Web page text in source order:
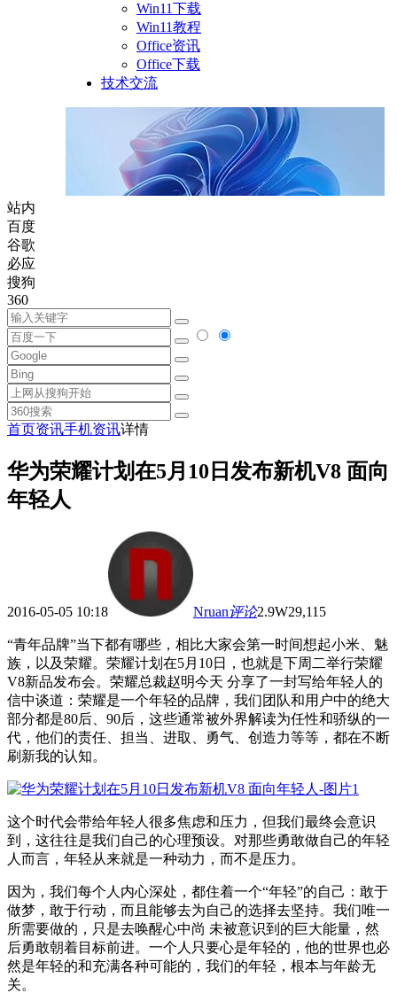
Win11下载
Win11教程
Office资讯
Office下载
技术交流
站内
百度
谷歌
必应
搜狗
360
首页资讯手机资讯详情
华为荣耀计划在5月10日发布新机V8 面向
年轻人
2016-05-05 10:18 Nruan评论2.9W29,115
“青年品牌”当下都有哪些，相比大家会第一时间想起小米、魅
族，以及荣耀。荣耀计划在5月10日，也就是下周二举行荣耀
V8新品发布会。荣耀总裁赵明今天 分享了一封写给年轻人的
信中谈道：荣耀是一个年轻的品牌，我们团队和用户中的绝大
部分都是80后、90后，这些通常被外界解读为任性和骄纵的一
代，他们的责任、担当、进取、勇气、创造力等等，都在不断
刷新我的认知。
这个时代会带给年轻人很多焦虑和压力，但我们最终会意识
到，这往往是我们自己的心理预设。对那些勇敢做自己的年轻
人而言，年轻从来就是一种动力，而不是压力。
因为，我们每个人内心深处，都住着一个“年轻”的自己：敢于
做梦，敢于行动，而且能够去为自己的选择去坚持。我们唯一
所需要做的，只是去唤醒心中尚 未被意识到的巨大能量，然
后勇敢朝着目标前进。一个人只要心是年轻的，他的世界也必
然是年轻的和充满各种可能的，我们的年轻，根本与年龄无
关。